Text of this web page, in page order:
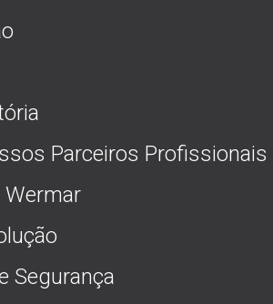
Parceiros Profissionais
Wermar
Segurança